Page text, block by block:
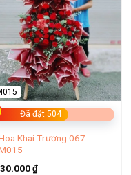
đến 63 tỉnh thành.
Đã đặt 504
Khai Trương 067
₫